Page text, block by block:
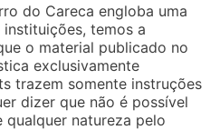
do Careca engloba uma
temos a
o material publicado no
exclusivamente
trazem somente instruções
dizer que não é possível
qualquer natureza pelo